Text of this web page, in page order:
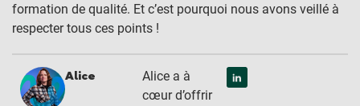
formation de qualité. Et c’est pourquoi nous avons veillé à
respecter tous ces points !
Alice
Alice a à
cœur d’offrir